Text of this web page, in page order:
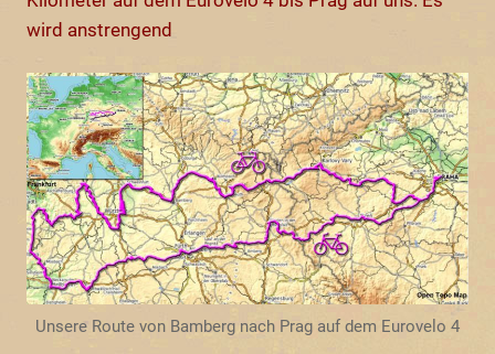
wird anstrengend
Unsere Route von Bamberg nach Prag auf dem Eurovelo 4